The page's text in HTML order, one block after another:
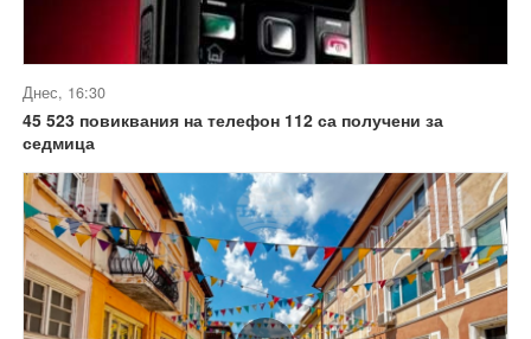
Днес, 16:30
45 523 повиквания на телефон 112 са получени за
седмица